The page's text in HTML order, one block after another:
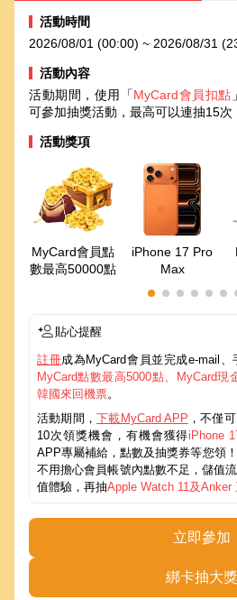
活動時間
2026/08/01 (00:00) ~ 2026/08/31
活動內容
活動期間，使用「MyCard會員扣點
可參加抽獎活動，最高可以連抽15次
活動獎項
MyCard會員點
數最高50000點
iPhone 17 Pro
Max
貼心提醒
註冊成為MyCard會員並完成e-mail
MyCard點數最高5000點、MyCard現
韓國來回機票。
活動期間，下載MyCard APP ，不僅
10次領獎機會，有機會獲得iPhone
APP專屬補給，點數及抽獎券等您領
不用擔心會員帳號內點數不足，儲值
值體驗，再抽Apple Watch 11及Anker
立即參加
綁卡抽大獎